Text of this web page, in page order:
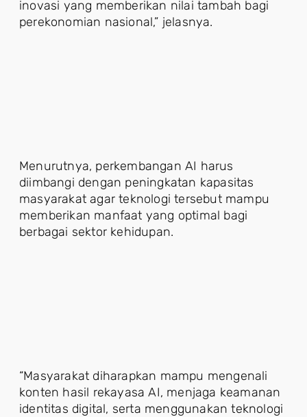
inovasi yang memberikan nilai tambah bagi
perekonomian nasional,” jelasnya.
Menurutnya, perkembangan AI harus
diimbangi dengan peningkatan kapasitas
masyarakat agar teknologi tersebut mampu
memberikan manfaat yang optimal bagi
berbagai sektor kehidupan.
“Masyarakat diharapkan mampu mengenali
konten hasil rekayasa AI, menjaga keamanan
identitas digital, serta menggunakan teknologi